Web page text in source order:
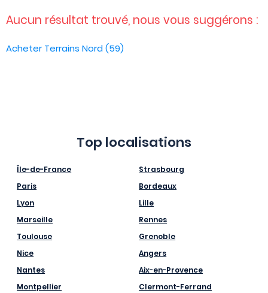
Aucun résultat trouvé, nous vous suggérons :
Acheter Terrains Nord (59)
Top localisations
Île-de-France
Paris
Lyon
Marseille
Toulouse
Nice
Nantes
Montpellier
Strasbourg
Bordeaux
Lille
Rennes
Grenoble
Angers
Aix-en-Provence
Clermont-Ferrand